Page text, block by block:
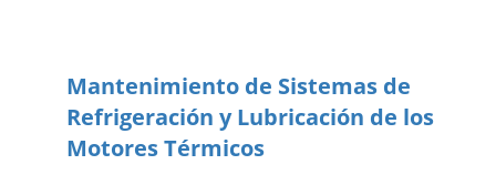
Mantenimiento de Sistemas de
Refrigeración y Lubricación de los
Motores Térmicos